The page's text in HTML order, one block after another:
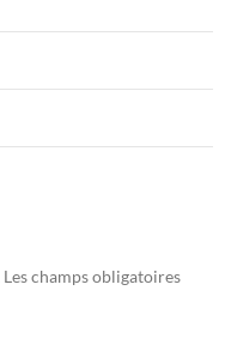
Les champs obligatoires